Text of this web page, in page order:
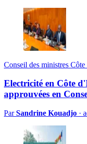
Conseil des ministres
Electricité en Côte
approuvées en
ParSandrine Kouadjo ·